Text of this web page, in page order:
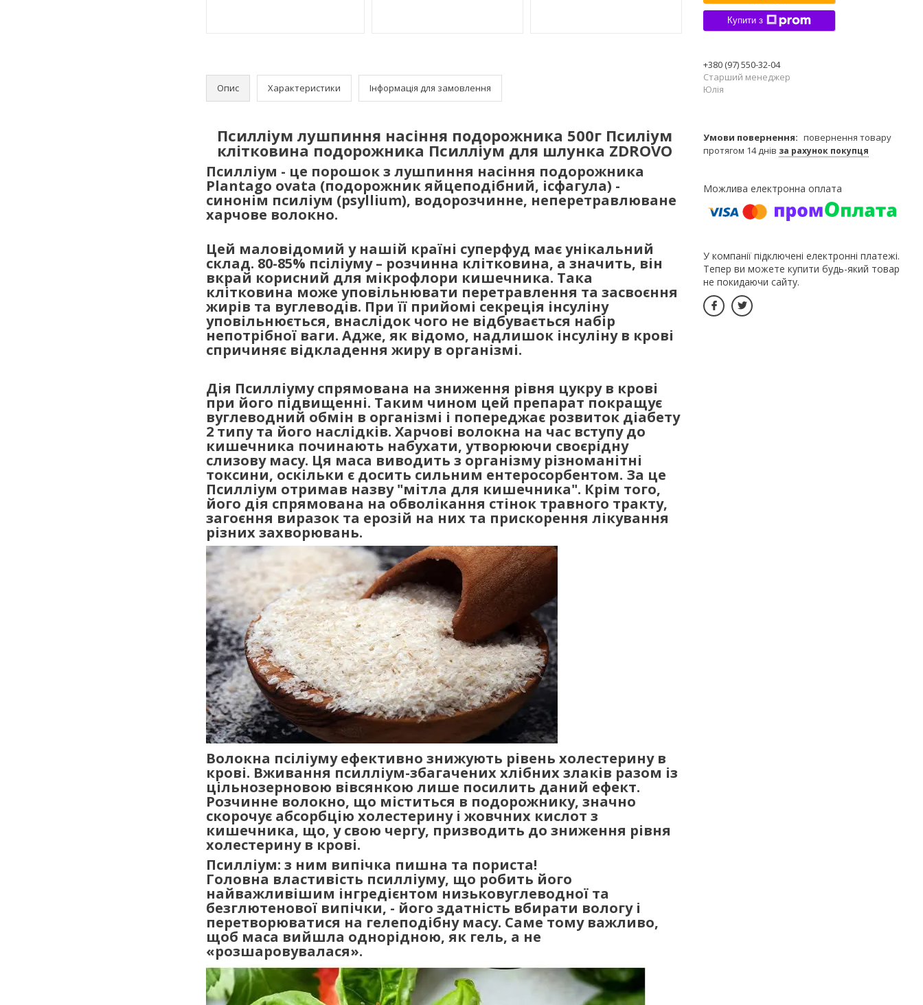
Опис Характеристики Інформація для замовлення
Псилліум лушпиння насіння подорожника 500г Псиліум
клітковина подорожника Псилліум для шлунка ZDROVO
Псилліум - це порошок з лушпиння насіння подорожника
Plantago ovata (подорожник яйцеподібний, ісфагула) -
синонім псиліум (psyllium), водорозчинне, неперетравлюване
харчове волокно.
Цей маловідомий у нашій країні суперфуд має унікальний
склад. 80-85% псіліуму – розчинна клітковина, а значить, він
вкрай корисний для мікрофлори кишечника. Така
клітковина може уповільнювати перетравлення та засвоєння
жирів та вуглеводів. При її прийомі секреція інсуліну
уповільнюється, внаслідок чого не відбувається набір
непотрібної ваги. Адже, як відомо, надлишок інсуліну в крові
спричиняє відкладення жиру в організмі.
Дія Псилліуму спрямована на зниження рівня цукру в крові
при його підвищенні. Таким чином цей препарат покращує
вуглеводний обмін в організмі і попереджає розвиток діабету
2 типу та його наслідків. Харчові волокна на час вступу до
кишечника починають набухати, утворюючи своєрідну
слизову масу. Ця маса виводить з організму різноманітні
токсини, оскільки є досить сильним ентеросорбентом. За це
Псилліум отримав назву "мітла для кишечника". Крім того,
його дія спрямована на обволікання стінок травного тракту,
загоєння виразок та ерозій на них та прискорення лікування
різних захворювань.
Волокна псіліуму ефективно знижують рівень холестерину в
крові. Вживання псилліум-збагачених хлібних злаків разом із
цільнозерновою вівсянкою лише посилить даний ефект.
Розчинне волокно, що міститься в подорожнику, значно
скорочує абсорбцію холестерину і жовчних кислот з
кишечника, що, у свою чергу, призводить до зниження рівня
холестерину в крові.
Псилліум: з ним випічка пишна та пориста!
Головна властивість псилліуму, що робить його
найважливішим інгредієнтом низьковуглеводної та
безглютенової випічки, - його здатність вбирати вологу і
перетворюватися на гелеподібну масу. Саме тому важливо,
щоб маса вийшла однорідною, як гель, а не
«розшаровувалася».
Купити з
+380 (97) 550-32-04
Старший менеджер
Юлія
повернення товару
протягом 14 днів за рахунок покупця
У компанії підключені електронні платежі.
Тепер ви можете купити будь-який товар
не покидаючи сайту.